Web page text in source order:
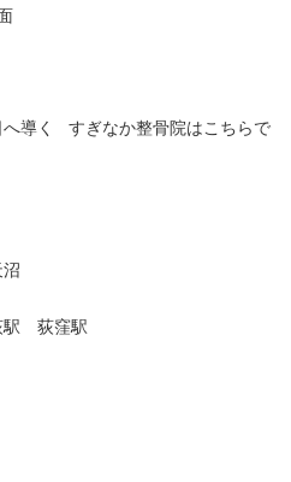
導く
すぎなか整骨院はこちらで
沼
荻窪駅